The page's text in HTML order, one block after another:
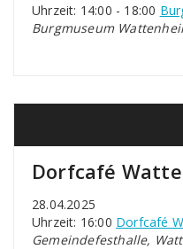
Uhrzeit: 14:00 - 18:00
Burgmuseum
Dorfcafé
28.04.2025
Uhrzeit: 16:00 Dorfcafé
Gemeindefesthalle,